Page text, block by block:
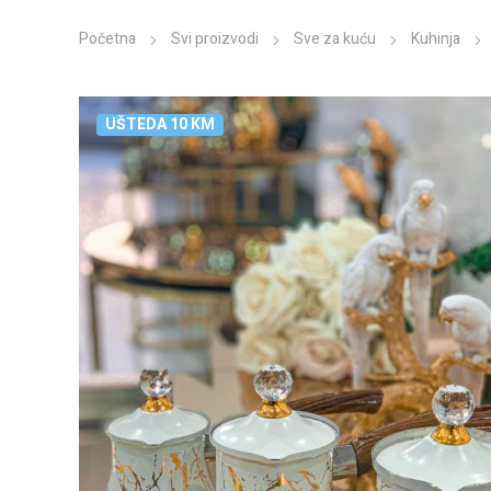
Početna Svi proizvodi Sve za kuću Kuhinja
UŠTEDA 10 KM